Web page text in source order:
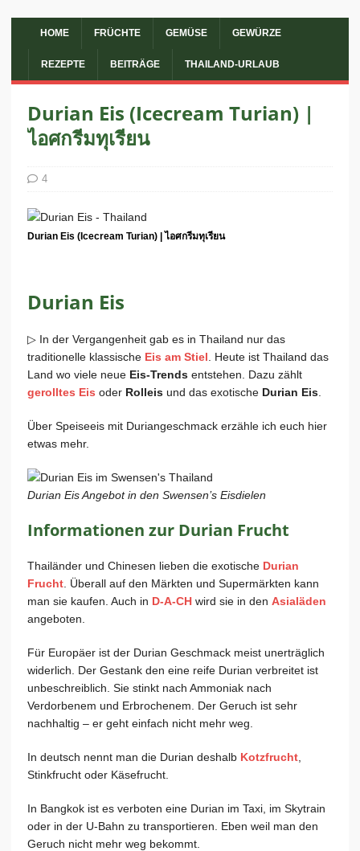
HOME FRÜCHTE GEMÜSE GEWÜRZE
REZEPTE BEITRÄGE THAILAND-URLAUB
Durian Eis (Icecream Turian) |
ไอศกรีมทุเรียน
4
Durian Eis (Icecream Turian) | ไอศกรีมทุเรียน
Durian Eis
▷ In der Vergangenheit gab es in Thailand nur das
traditionelle klassische Eis am Stiel . Heute ist Thailand das
Land wo viele neue Eis-Trends entstehen. Dazu zählt
gerolltes Eis oder Rolleis und das exotische Durian Eis
Über Speiseeis mit Duriangeschmack erzähle ich euch hier
etwas mehr.
Durian Eis Angebot in den Swensen’s Eisdielen
Informationen zur Durian Frucht
Thailänder und Chinesen lieben die exotische Durian
Frucht . Überall auf den Märkten und Supermärkten kann
man sie kaufen. Auch in D-A-CH wird sie in den Asialäden
angeboten.
Für Europäer ist der Durian Geschmack meist unerträglich
widerlich. Der Gestank den eine reife Durian verbreitet ist
unbeschreiblich. Sie stinkt nach Ammoniak nach
Verdorbenem und Erbrochenem. Der Geruch ist sehr
nachhaltig – er geht einfach nicht mehr weg.
In deutsch nennt man die Durian deshalb Kotzfrucht
Stinkfrucht oder Käsefrucht.
In Bangkok ist es verboten eine Durian im Taxi, im Skytrain
oder in der U-Bahn zu transportieren. Eben weil man den
Geruch nicht mehr weg bekommt.